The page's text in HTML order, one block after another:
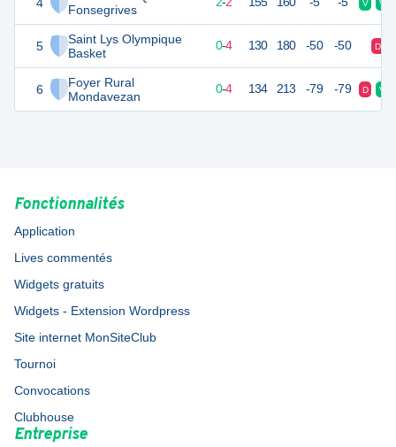
Fonsegrives
5
Saint Lys Olympique
Basket
6
Foyer Rural
Mondavezan
V V
4 0-4 130 180 -50 -50 D
0-4 134 213 -79 -79 D V
Fonctionnalités
Application
Lives commentés
Widgets gratuits
Widgets - Extension Wordpress
Site internet MonSiteClub
Tournoi
Convocations
Clubhouse
Entreprise